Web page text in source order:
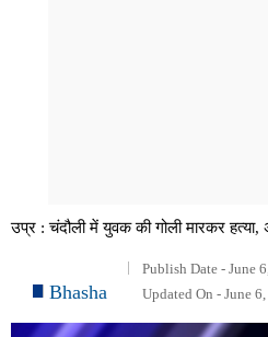
उप्र : चंदौली में युवक की गोली मारकर
Bhasha
Publish Date - June
Updated On - June